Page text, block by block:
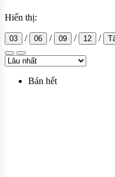
Hiển thị:
03 / 06 / 09 / 12 /
Bán hết